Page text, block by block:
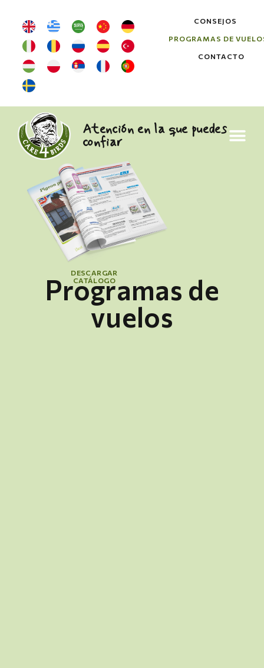
CONSEJOS
PROGRAMAS DE
CONTACTO
Atención en la que puedes
confiar
DESCARGAR
CATÁLOGO
Programas de
vuelos